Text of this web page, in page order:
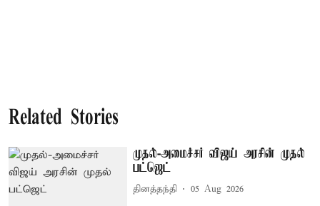
Related Stories
முதல்-அமைச்சர் விஜய் அரசின் முதல்
பட்ஜெட்
தினத்தந்தி 05 Aug 2026